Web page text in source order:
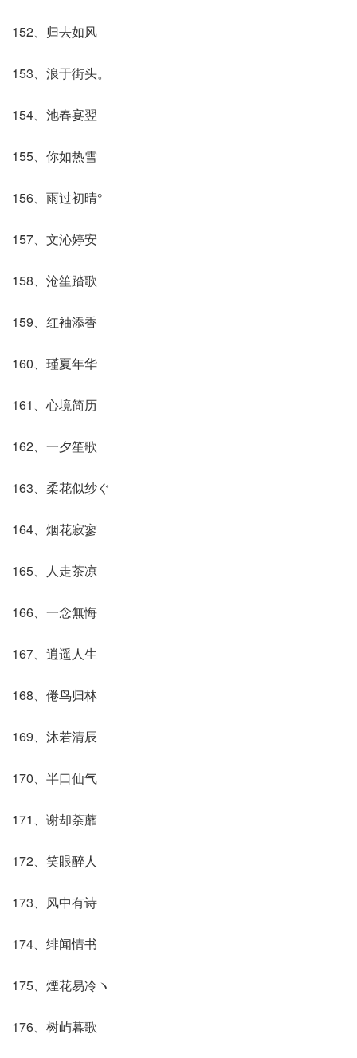
152、归去如风
153、浪于街头。
154、池春宴翌
155、你如热雪
156、雨过初晴°
157、文沁婷安
158、沧笙踏歌
159、红袖添香
160、瑾夏年华
161、心境简历
162、一夕笙歌
163、柔花似纱ぐ
164、烟花寂寥
165、人走茶凉
166、一念無悔
167、逍遥人生
168、倦鸟归林
169、沐若清辰
170、半口仙气
171、谢却荼蘼
172、笑眼醉人
173、风中有诗
174、绯闻情书
175、煙花易冷ヽ
176、树屿暮歌